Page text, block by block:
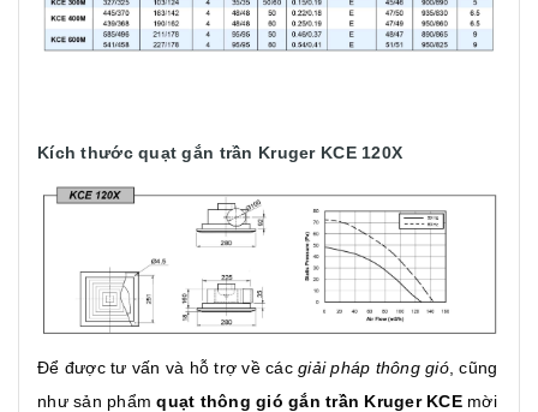
Kích thước quạt gắn trần Kruger KCE 120X
Để được tư vấn và hỗ trợ về các giải pháp thông gió, cũng
như sản phẩmquạt thông gió gắn trần Kruger KCEmời